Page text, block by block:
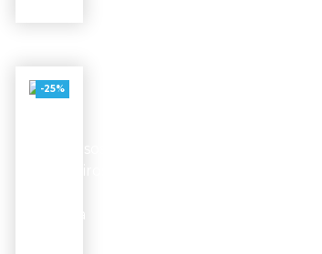
-25%